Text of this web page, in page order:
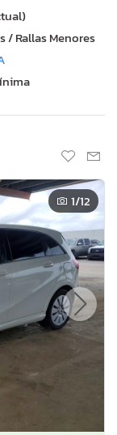
/ Rallas Menores
1/12